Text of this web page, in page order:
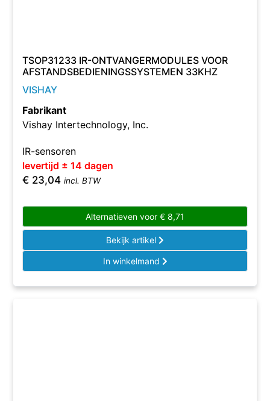
TSOP31233 IR-ONTVANGERMODULES VOOR
AFSTANDSBEDIENINGSSYSTEMEN 33KHZ
VISHAY
Fabrikant
Vishay Intertechnology, Inc.
IR-sensoren
levertijd ± 14 dagen
€ 23,04 incl. BTW
Alternatieven voor € 8,71
Bekijk artikel
In winkelmand